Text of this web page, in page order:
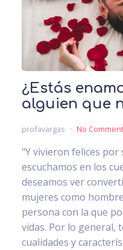
¿Estás
alguien que
profavargas No
"Y vivieron felices por
escuchamos en los
deseamos ver
mujeres como
persona con la que
vidas. Por lo general,
cualidades y